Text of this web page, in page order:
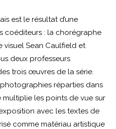
est le résultat d’une
coéditeurs : la chorégraphe
visuel Sean Caulfield et
deux professeurs
trois œuvres de la série.
réparties dans
multiplie les points de vue sur
avec les textes de
comme matériau artistique